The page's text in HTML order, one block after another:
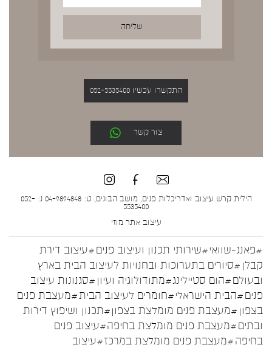
התקשרו עכשיו 052-5535400
צור קשר
הילית קרש עיצוב ואדריכלות פנים, מושב הבונים, ט: 04-9894848 נ: 052-
5535400
עיצוב אתר מוזי
#פאנג-שוואי#שירותי תכנון ועיצוב פנים#עיצוב דירת
קבלן #סיורים בתערוכות ובחנויות לעיצוב הבית בארץ
ובעולם#הום סטיילינג#מתודולוגיה ועיון #סגנונות עיצוב
פנים#הבית הישראלי#חומרים לעיצוב הבית#מעצבת פנים
בצפון #מעצבת פנים מומלצת בצפון#תכנון ושיפוץ דירות
ובתים#מעצבת פנים מומלצת בחיפה#עיצוב פנים
בחיפה#מעצבת פנים מומלצת במרכז#עיצוב